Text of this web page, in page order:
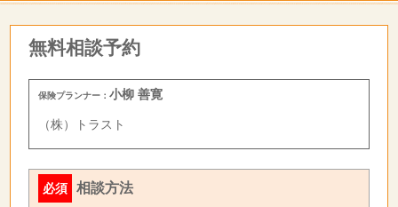
無料相談予約
保険プランナー：小柳 善寛
（株）トラスト
必須 相談方法